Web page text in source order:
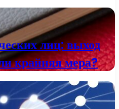
лиц: выход
крайняя мера?